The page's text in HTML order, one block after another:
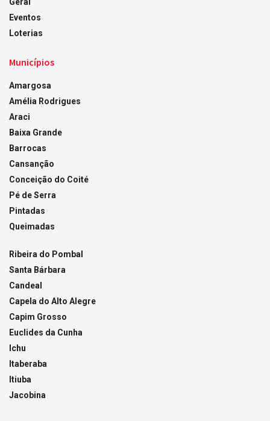
Geral
Eventos
Loterias
Municípios
Amargosa
Amélia Rodrigues
Araci
Baixa Grande
Barrocas
Cansanção
Conceição do Coité
Pé de Serra
Pintadas
Queimadas
Ribeira do Pombal
Santa Bárbara
Candeal
Capela do Alto Alegre
Capim Grosso
Euclides da Cunha
Ichu
Itaberaba
Itiuba
Jacobina